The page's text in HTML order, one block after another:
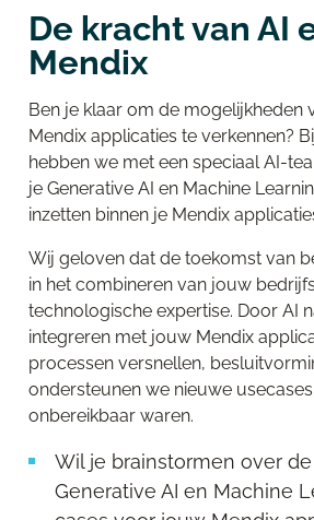
De kracht van AI
Mendix
Ben je klaar om de mogelijkheden
Mendix applicaties te verkennen?
hebben we met een speciaal AI-
je Generative AI en Machine
inzetten binnen je Mendix
Wij geloven dat de toekomst van
in het combineren van jouw
technologische expertise. Door AI
integreren met jouw Mendix
processen versnellen,
ondersteunen we nieuwe
onbereikbaar waren.
Wil je brainstormen over
Generative AI en Machine